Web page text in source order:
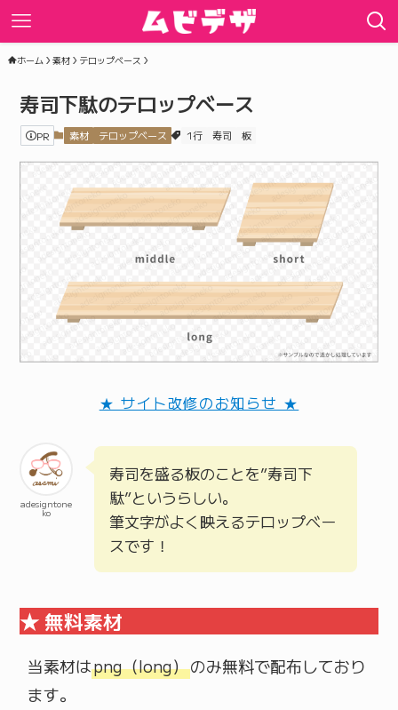
ホーム 素材 テロップベース
寿司下駄のテロップベース
PR 素材 テロップベース 1行 寿司 板
★ サイト改修のお知らせ ★
adesigntone
ko
寿司を盛る板のことを”寿司下
駄”というらしい。
筆文字がよく映えるテロップベー
スです！
★ 無料素材
当素材はpng（long）のみ無料で配布しており